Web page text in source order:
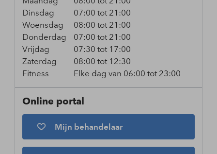
Dinsdag
Woensdag
Donderdag
Vrijdag
Zaterdag
Fitness
07:00 tot 21:00
08:00 tot 21:00
07:00 tot 21:00
07:30 tot 17:00
08:00 tot 12:30
Elke dag van 06:00 tot 23:00
Online portal
Mijn behandelaar